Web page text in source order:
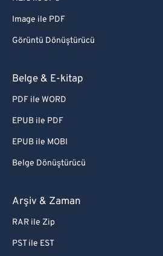
Image ile PDF
Görüntü Dönüştürücü
Belge & E-kitap
PDF ile WORD
EPUB ile PDF
EPUB ile MOBI
Belge Dönüştürücü
Arşiv & Zaman
RAR ile Zip
PST ile EST